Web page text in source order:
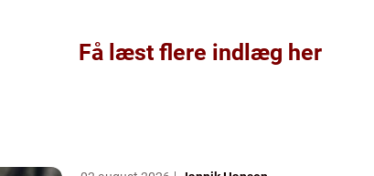
Få læst flere indlæg her